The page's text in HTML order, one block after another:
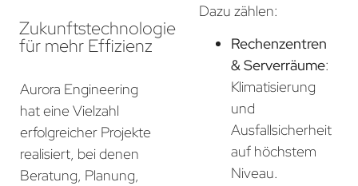
Zukunftstechnologie
für mehr Effizienz
Aurora Engineering
hat eine Vielzahl
erfolgreicher Projekte
realisiert, bei denen
Beratung, Planung,
Dazu zählen:
Rechenzentren
& Serverräume:
Klimatisierung
und
Ausfallsicherheit
auf höchstem
Niveau.